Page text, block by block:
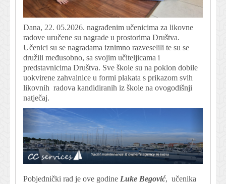
Dana, 22. 05.2026. nagrađenim učenicima za likovne
radove uručene su nagrade u prostorima Društva.
Učenici su se nagradama iznimno razveselili te su se
družili međusobno, sa svojim učiteljicama i
predstavnicima Društva. Sve škole su na poklon dobile
uokvirene zahvalnice u formi plakata s prikazom svih
likovnih radova kandidiranih iz škole na ovogodišnji
natječaj.
Pobjednički rad je ove godine Luke Begović, učenika